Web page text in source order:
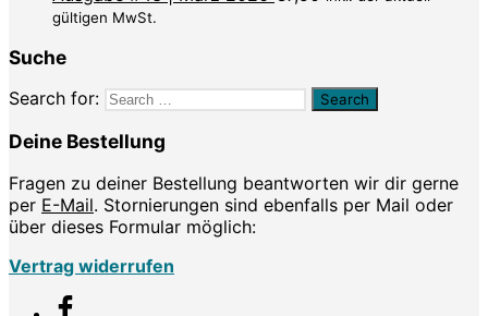
gültigen MwSt.
Suche
Search for:
Deine Bestellung
Fragen zu deiner Bestellung beantworten wir dir gerne
per E-Mail. Stornierungen sind ebenfalls per Mail oder
über dieses Formular möglich:
Vertrag widerrufen